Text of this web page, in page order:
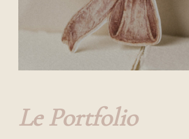
LePortfolio